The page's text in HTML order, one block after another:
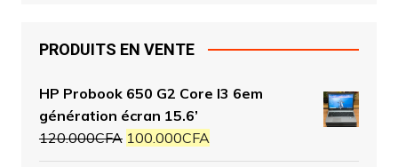
PRODUITS EN VENTE
HP Probook 650 G2 Core I3 6em
génération écran 15.6’
120.000CFA 100.000CFA